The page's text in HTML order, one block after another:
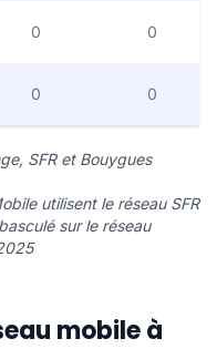
0 0
0 0
SFR et Bouygues
utilisent le réseau SFR
sur le réseau
mobile à